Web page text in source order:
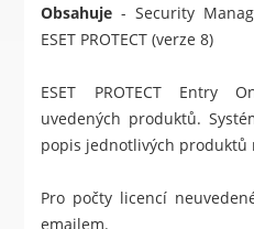
Obsahuje - Security
ESET PROTECT (verze 8)
ESET PROTECT Entry
uvedených produktů.
popis jednotlivých
Pro počty licencí
emailem.